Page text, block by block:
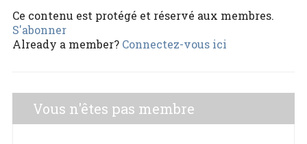
Ce contenu est protégé et réservé aux membres.
S'abonner
Already a member? Connectez-vous ici
Vous n'êtes pas membre